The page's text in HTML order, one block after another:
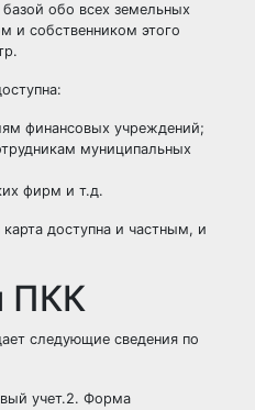
обо всех земельных
и собственником этого
финансовых учреждений;
муниципальных
фирм и т.д.
доступна и частным, и
ПКК
следующие сведения по
учет.2. Форма